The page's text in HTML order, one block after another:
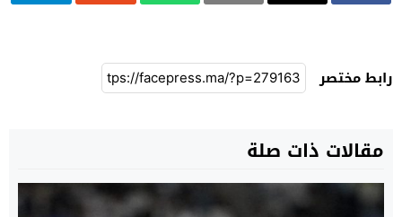
رابط مختصر
مقالات ذات صلة